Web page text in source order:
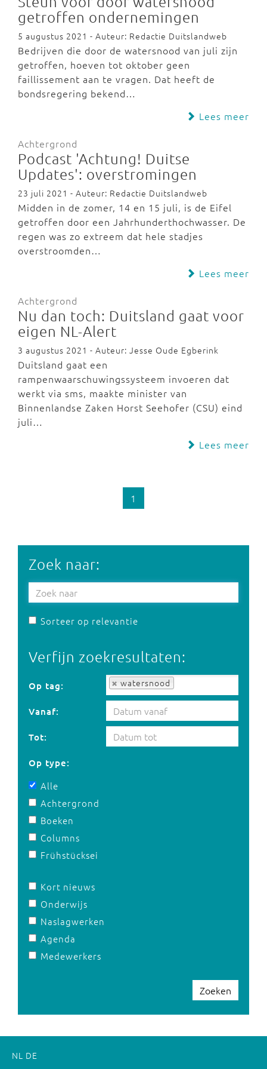
getroffen ondernemingen
5 augustus 2021 - Auteur: Redactie Duitslandweb
Bedrijven die door de watersnood van juli zijn
getroffen, hoeven tot oktober geen
faillissement aan te vragen. Dat heeft de
bondsregering bekend…
Lees meer
Achtergrond
Podcast 'Achtung! Duitse
Updates': overstromingen
23 juli 2021 - Auteur: Redactie Duitslandweb
Midden in de zomer, 14 en 15 juli, is de Eifel
getroffen door een Jahrhunderthochwasser. De
regen was zo extreem dat hele stadjes
overstroomden…
Lees meer
Achtergrond
Nu dan toch: Duitsland gaat voor
eigen NL-Alert
3 augustus 2021 - Auteur: Jesse Oude Egberink
Duitsland gaat een
rampenwaarschuwingssysteem invoeren dat
werkt via sms, maakte minister van
Binnenlandse Zaken Horst Seehofer (CSU) eind
juli…
Lees meer
1
Zoek naar:
Sorteer op relevantie
Verfijn zoekresultaten:
Op tag: watersnood
Op tag:
Vanaf:
Tot:
Op type:
Alle
Achtergrond
Boeken
Columns
Frühstücksei
Kort nieuws
Onderwijs
Naslagwerken
Agenda
Medewerkers
Zoeken
NL DE